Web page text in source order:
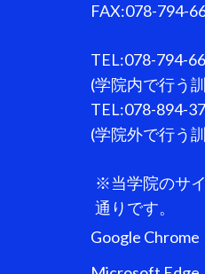
FAX:078-794-
TEL:078-794-
(学院内で行う
TEL:078-894-
(学院外で行う
※当学院のサ
通りです。
Google Chrome